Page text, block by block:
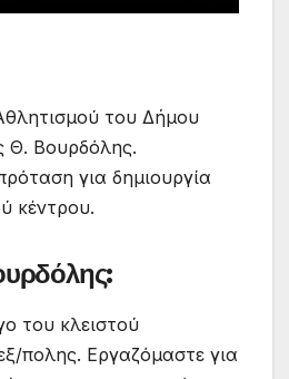
του Δήμου
Θ. Βουρδόλης.
για δημιουργία
κέντρου.
του κλειστού
πολης. Εργαζόμαστε για